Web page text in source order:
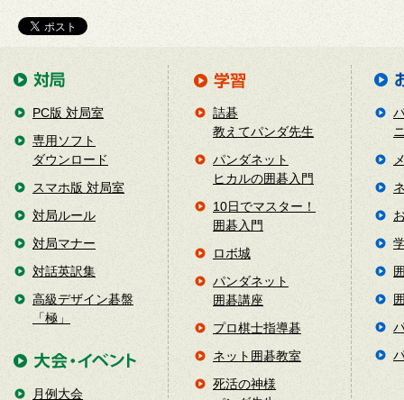
PC版 対局室
専用ソフト
ダウンロード
スマホ版 対局室
対局ルール
対局マナー
対話英訳集
高級デザイン碁盤
「極」
月例大会
詰碁
教えてパンダ先生
パンダネット
ヒカルの囲碁入門
10日でマスター！
囲碁入門
ロボ城
パンダネット
囲碁講座
プロ棋士指導碁
ネット囲碁教室
死活の神様